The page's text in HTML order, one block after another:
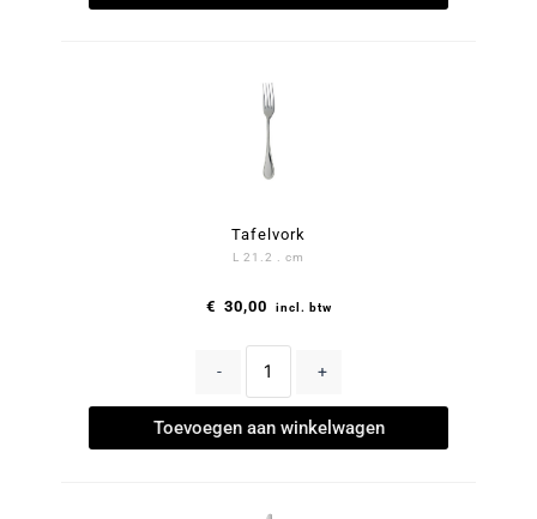
Tafelvork
L 21.2 . cm
€ 30,00 incl. btw
- +
Toevoegen aan winkelwagen